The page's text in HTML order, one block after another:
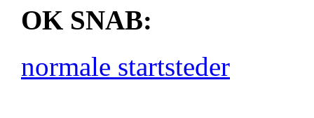
OK SNAB:
normale startsteder